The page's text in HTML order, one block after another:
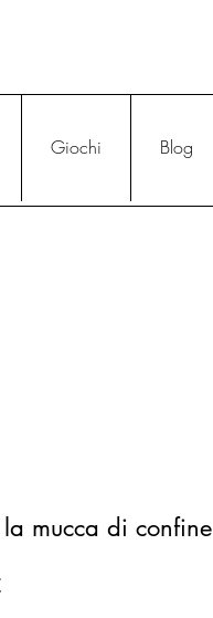
Giochi Blog
mucca di confine
Prezzo